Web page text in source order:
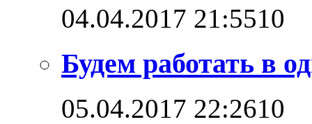
04.04.2017 21:5510
Будем работать в
05.04.2017 22:2610